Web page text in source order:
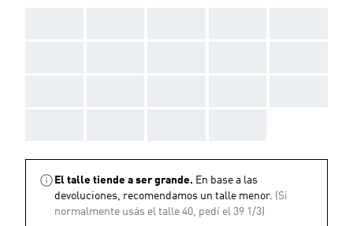
El talle tiende a ser grande. En base a las
devoluciones, recomendamos un talle menor. (Si
normalmente usás el talle 40, pedí el 39 1/3)